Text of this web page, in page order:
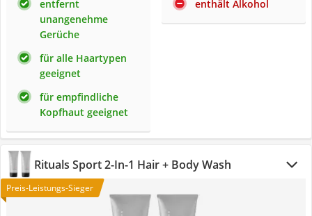
entfernt
unangenehme
Gerüche
für alle Haartypen
geeignet
für empfindliche
Kopfhaut geeignet
enthält Alkohol
Rituals Sport 2-In-1 Hair + Body Wash
Preis-Leistungs-Sieger